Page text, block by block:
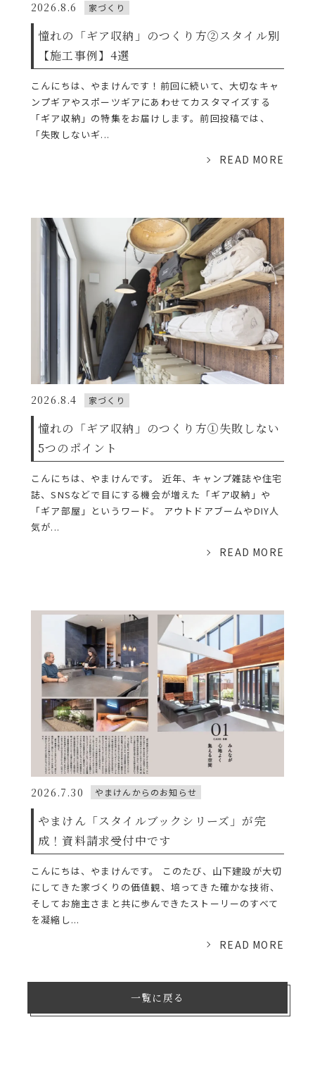
2026.8.6 家づくり
憧れの「ギア収納」のつくり方②スタイル別
【施工事例】4選
こんにちは、やまけんです！前回に続いて、大切なキャ
ンプギアやスポーツギアにあわせてカスタマイズする
「ギア収納」の特集をお届けします。前回投稿では、
「失敗しないギ...
READ MORE
2026.8.4 家づくり
憧れの「ギア収納」のつくり方①失敗しない
5つのポイント
こんにちは、やまけんです。 近年、キャンプ雑誌や住宅
誌、SNSなどで目にする機会が増えた「ギア収納」や
「ギア部屋」というワード。 アウトドアブームやDIY人
気が...
READ MORE
2026.7.30 やまけんからのお知らせ
やまけん「スタイルブックシリーズ」が完
成！資料請求受付中です
こんにちは、やまけんです。 このたび、山下建設が大切
にしてきた家づくりの価値観、培ってきた確かな技術、
そしてお施主さまと共に歩んできたストーリーのすべて
を凝縮し...
READ MORE
一覧に戻る